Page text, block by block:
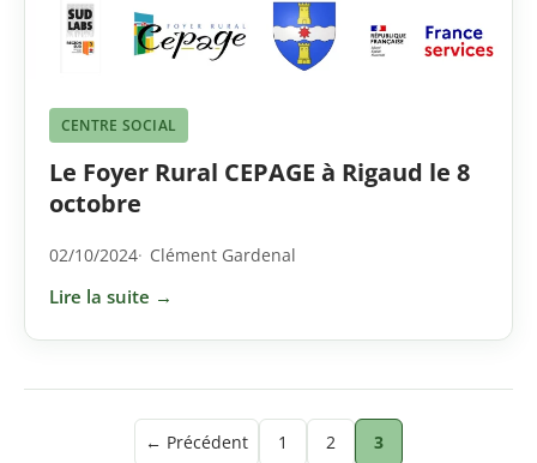
CENTRE SOCIAL
Le Foyer Rural CEPAGE à Rigaud le 8
octobre
02/10/2024 Clément Gardenal
Lire la suite →
Pagination← Précédent 1 2 3